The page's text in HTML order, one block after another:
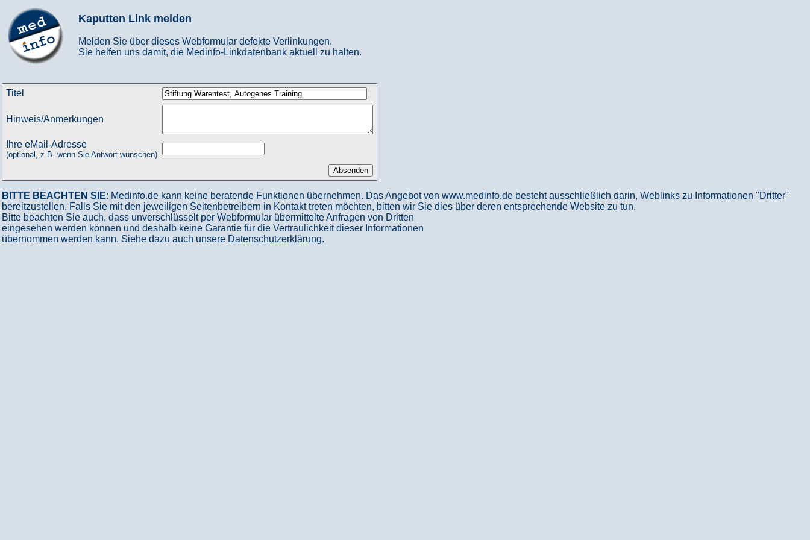
Kaputten Link melden
Melden Sie über dieses Webformular defekte Verlinkungen.
Sie helfen uns damit, die Medinfo-Linkdatenbank aktuell zu halten.
Titel
Hinweis/Anmerkungen
Ihre eMail-Adresse
(optional, z.B. wenn Sie Antwort wünschen)
BITTE BEACHTEN SIE: Medinfo.de kann keine beratende Funktionen übernehmen. Das Angebot von www.medinfo.de besteht ausschließlich darin, Weblinks zu Informationen "Dritter"
bereitzustellen. Falls Sie mit den jeweiligen Seitenbetreibern in Kontakt treten möchten, bitten wir Sie dies über deren entsprechende Website zu tun.
Bitte beachten Sie auch, dass unverschlüsselt per Webformular übermittelte Anfragen von Dritten
eingesehen werden können und deshalb keine Garantie für die Vertraulichkeit dieser Informationen
übernommen werden kann. Siehe dazu auch unsere Datenschutzerklärung.